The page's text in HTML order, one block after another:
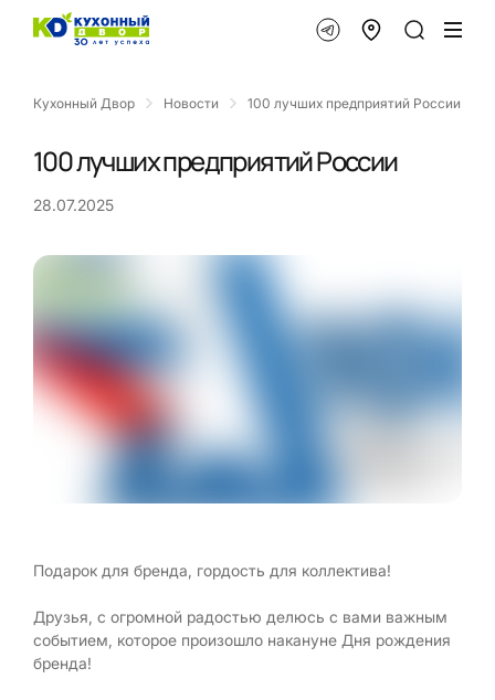
Кухонный Двор Новости 100 лучших предприятий России
100 лучших предприятий России
28.07.2025
Подарок для бренда, гордость для коллектива!
Друзья, с огромной радостью делюсь с вами важным
событием, которое произошло накануне Дня рождения
бренда!